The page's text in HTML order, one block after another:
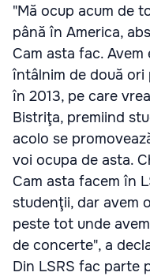
"Mă ocup acum de
până în America,
Cam asta fac.
întâlnim de două ori
în 2013, pe care
Bistriţa, premiind
acolo se
voi ocupa de asta.
Cam asta facem în
studenţii, dar avem
peste tot unde
de concerte", a
Din LSRS fac parte